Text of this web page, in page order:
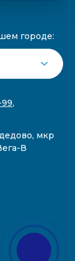
городе:
99,
мкр
В